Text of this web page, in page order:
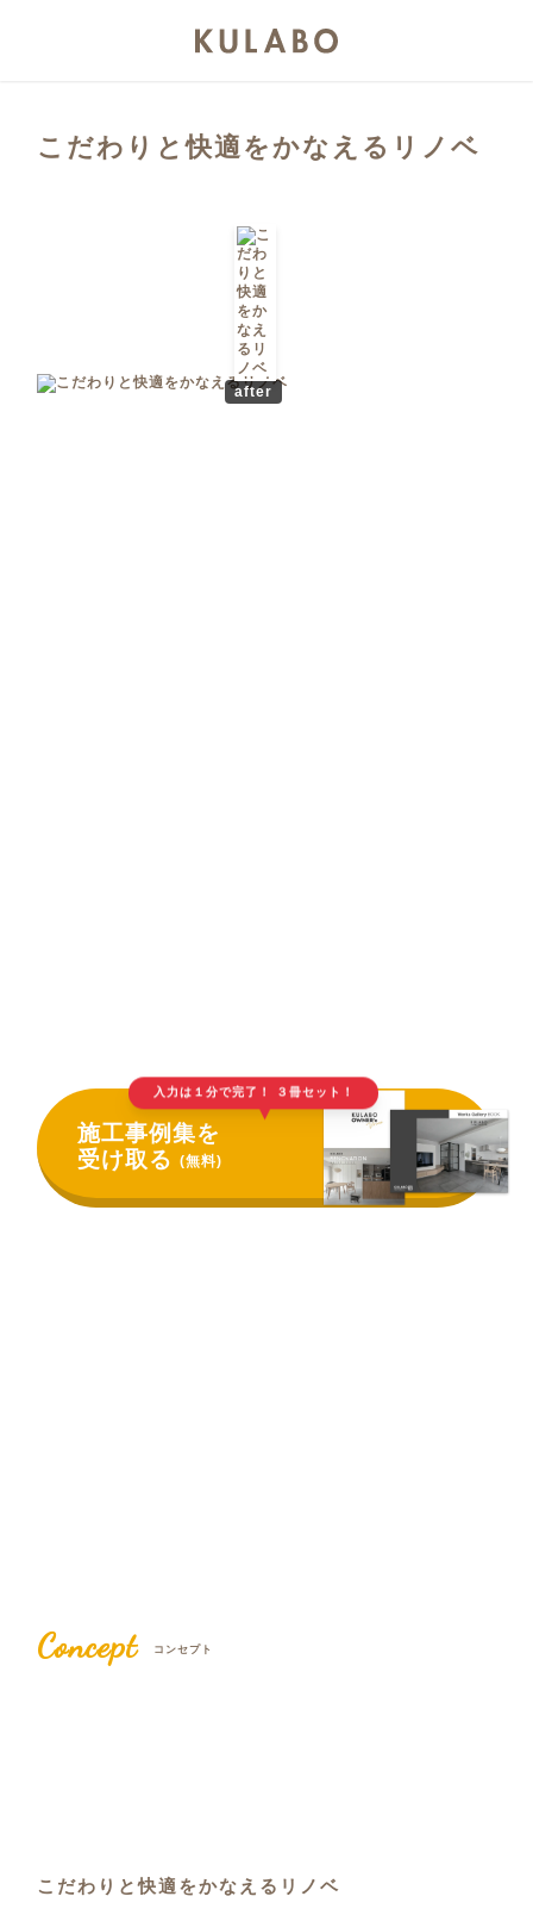
こだわりと快適をかなえるリノベ
after
入力は１分で完了！ ３冊セット！
▲
施工事例集を
受け取る(無料)
Concept コンセプト
こだわりと快適をかなえるリノベ